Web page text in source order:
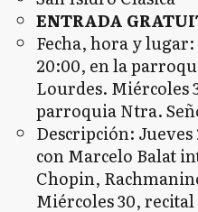
ENTRADA
Fecha, hora y lugar:
20:00, en la
Lourdes. Miércoles
parroquia Ntra.
Descripción:
con Marcelo Balat
Chopin,
Miércoles 30,